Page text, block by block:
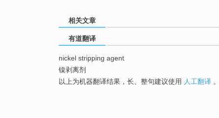
相关文章
有道翻译
nickel stripping agent
镍剥离剂
以上为机器翻译结果，长、整句建议使用 人工翻译